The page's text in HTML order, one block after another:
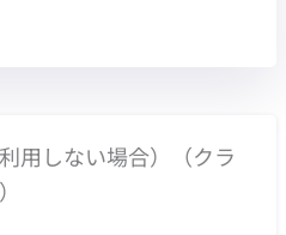
用しない場合）（クラ